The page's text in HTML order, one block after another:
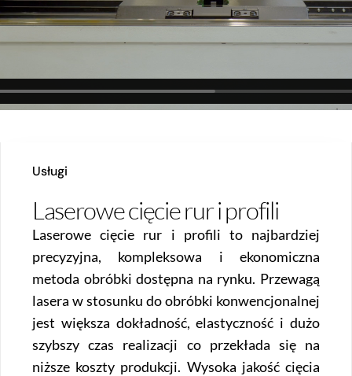
Usługi
Laserowe cięcie rur i profili
Laserowe cięcie rur i profili to najbardziej
precyzyjna, kompleksowa i ekonomiczna
metoda obróbki dostępna na rynku. Przewagą
lasera w stosunku do obróbki konwencjonalnej
jest większa dokładność, elastyczność i dużo
szybszy czas realizacji co przekłada się na
niższe koszty produkcji. Wysoka jakość cięcia